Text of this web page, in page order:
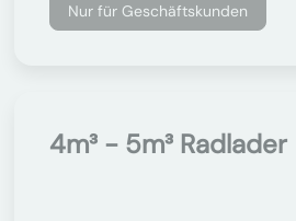
Nur für Geschäftskunden
4m³ - 5m³ Radlader